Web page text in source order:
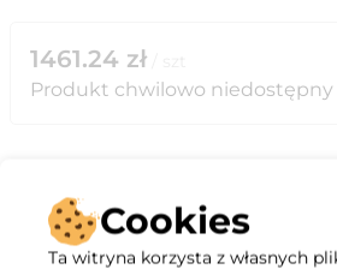
1461.24 zł
Produkt chwilowo niedostępny
Opis Cookies
Ta witryna korzysta z własnych